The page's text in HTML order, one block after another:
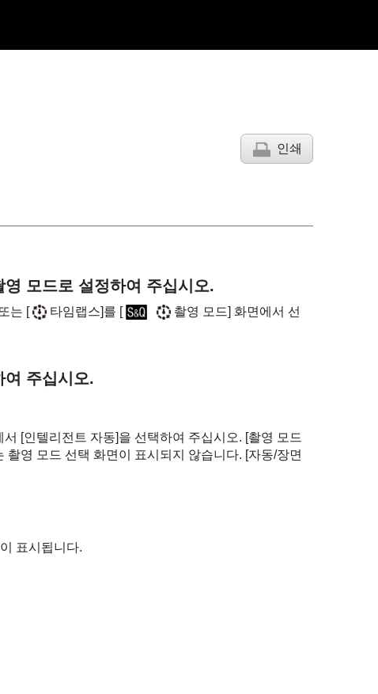
인쇄
모드로 설정하여 주십시오.
또는 [ 타임랩스]를 [ 촬영 모드] 화면에서 선
여 주십시오.
서 [인텔리전트 자동]을 선택하여 주십시오. [촬영 모드
촬영 모드 선택 화면이 표시되지 않습니다. [자동/장면
표시됩니다.